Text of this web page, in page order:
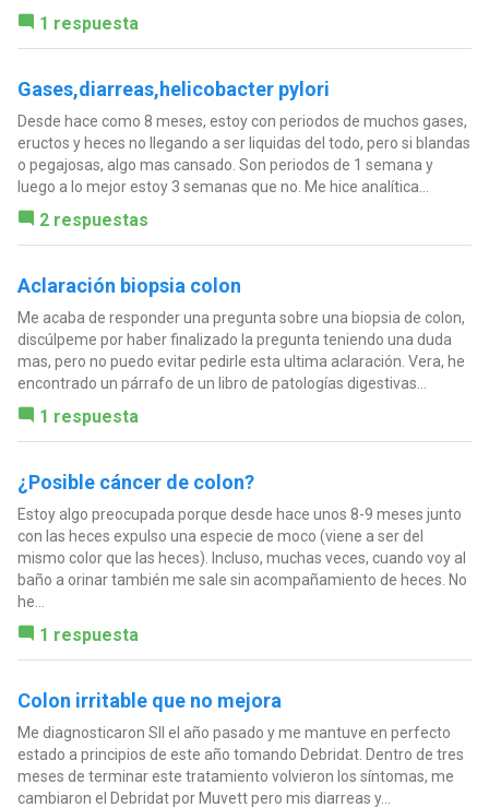
1 respuesta
Gases,diarreas,helicobacter pylori
Desde hace como 8 meses, estoy con periodos de muchos gases,
eructos y heces no llegando a ser liquidas del todo, pero si blandas
o pegajosas, algo mas cansado. Son periodos de 1 semana y
luego a lo mejor estoy 3 semanas que no. Me hice analítica...
2 respuestas
Aclaración biopsia colon
Me acaba de responder una pregunta sobre una biopsia de colon,
discúlpeme por haber finalizado la pregunta teniendo una duda
mas, pero no puedo evitar pedirle esta ultima aclaración. Vera, he
encontrado un párrafo de un libro de patologías digestivas...
1 respuesta
¿Posible cáncer de colon?
Estoy algo preocupada porque desde hace unos 8-9 meses junto
con las heces expulso una especie de moco (viene a ser del
mismo color que las heces). Incluso, muchas veces, cuando voy al
baño a orinar también me sale sin acompañamiento de heces. No
he...
1 respuesta
Colon irritable que no mejora
Me diagnosticaron SII el año pasado y me mantuve en perfecto
estado a principios de este año tomando Debridat. Dentro de tres
meses de terminar este tratamiento volvieron los síntomas, me
cambiaron el Debridat por Muvett pero mis diarreas y...